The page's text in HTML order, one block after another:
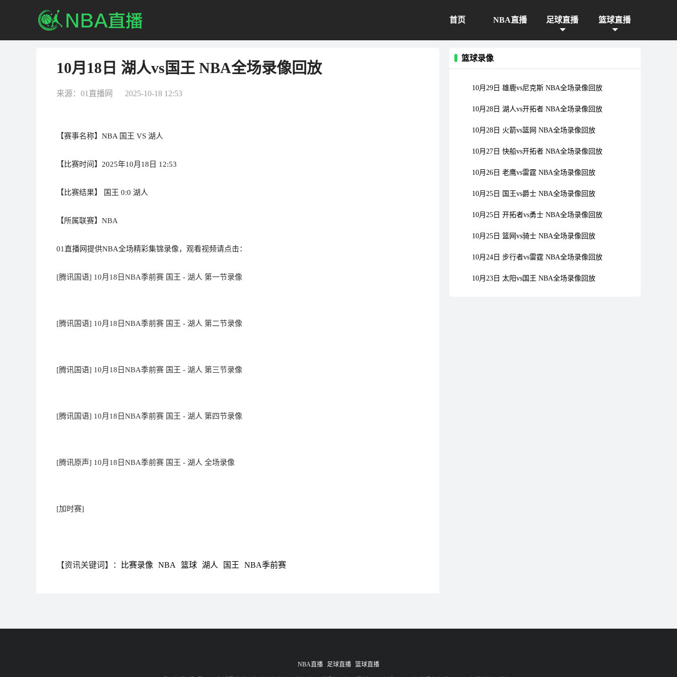
首页 NBA直播 足球直播 篮球直播
10月18日 湖人vs国王 NBA全场录像回放
来源：01直播网 2025-10-18 12:53
【赛事名称】NBA 国王 VS 湖人
【比赛时间】2025年10月18日 12:53
【比赛结果】 国王 0:0 湖人
【所属联赛】 NBA
01直播网提供NBA全场精彩集锦录像，观看视频请点击：
[腾讯国语] 10月18日NBA季前赛 国王 - 湖人 第一节录像
[腾讯国语] 10月18日NBA季前赛 国王 - 湖人 第二节录像
[腾讯国语] 10月18日NBA季前赛 国王 - 湖人 第三节录像
[腾讯国语] 10月18日NBA季前赛 国王 - 湖人 第四节录像
[腾讯原声] 10月18日NBA季前赛 国王 - 湖人 全场录像
[加时赛]
【资讯关键词】： 比赛录像 NBA 篮球 湖人 国王 NBA季前赛
篮球录像
10月29日 雄鹿vs尼克斯 NBA全场录像回放
10月28日 湖人vs开拓者 NBA全场录像回放
10月28日 火箭vs篮网 NBA全场录像回放
10月27日 快船vs开拓者 NBA全场录像回放
10月26日 老鹰vs雷霆 NBA全场录像回放
10月25日 国王vs爵士 NBA全场录像回放
10月25日 开拓者vs勇士 NBA全场录像回放
10月25日 篮网vs骑士 NBA全场录像回放
10月24日 步行者vs雷霆 NBA全场录像回放
10月23日 太阳vs国王 NBA全场录像回放
NBA直播 足球直播 篮球直播